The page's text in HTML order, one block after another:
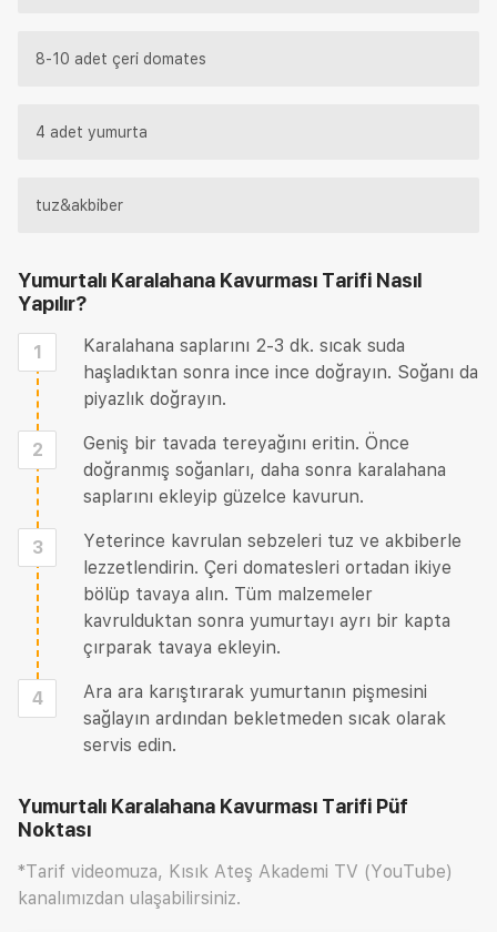
8-10 adet çeri domates
4 adet yumurta
tuz&akbiber
Yumurtalı Karalahana Kavurması Tarifi Nasıl
Yapılır?
1
Karalahana saplarını 2-3 dk. sıcak suda
haşladıktan sonra ince ince doğrayın. Soğanı da
piyazlık doğrayın.
2
Geniş bir tavada tereyağını eritin. Önce
doğranmış soğanları, daha sonra karalahana
saplarını ekleyip güzelce kavurun.
3
Yeterince kavrulan sebzeleri tuz ve akbiberle
lezzetlendirin. Çeri domatesleri ortadan ikiye
bölüp tavaya alın. Tüm malzemeler
kavrulduktan sonra yumurtayı ayrı bir kapta
çırparak tavaya ekleyin.
4
Ara ara karıştırarak yumurtanın pişmesini
sağlayın ardından bekletmeden sıcak olarak
servis edin.
Yumurtalı Karalahana Kavurması Tarifi Püf
Noktası
*Tarif videomuza, Kısık Ateş Akademi TV (YouTube)
kanalımızdan ulaşabilirsiniz.